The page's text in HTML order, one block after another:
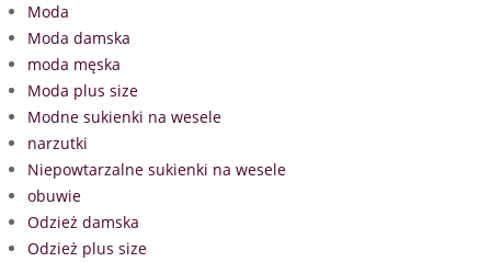
Moda
Moda damska
moda męska
Moda plus size
Modne sukienki na wesele
narzutki
Niepowtarzalne sukienki na wesele
obuwie
Odzież damska
Odzież plus size